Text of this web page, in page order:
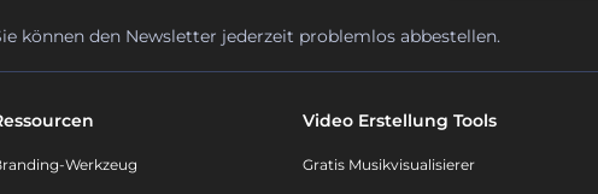
können den Newsletter jederzeit problemlos abbestellen.
Werkzeug
Video Erstellung Tools
Gratis Musikvisualisierer